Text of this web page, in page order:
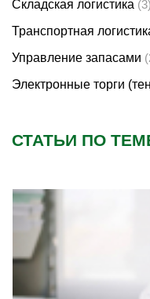
Складская логистика (3)
Транспортная
Управление запасами
Электронные торги
СТАТЬИ ПО